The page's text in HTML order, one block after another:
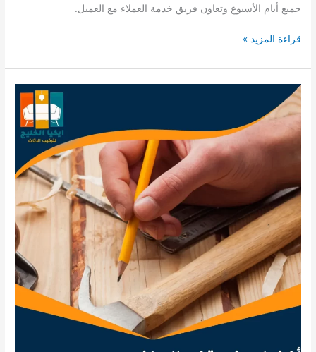
جميع أيام الأسبوع وتعاون فريق خدمة العملاء مع العميل.
تركيب
ايكيا
بالرياض
قراءة المزيد »